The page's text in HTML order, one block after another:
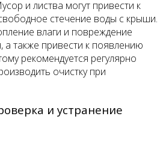
и листва могут привести к
стечение воды с крыши.
влаги и повреждение
а также привести к появлению
рекомендуется регулярно
очистку при
и устранение